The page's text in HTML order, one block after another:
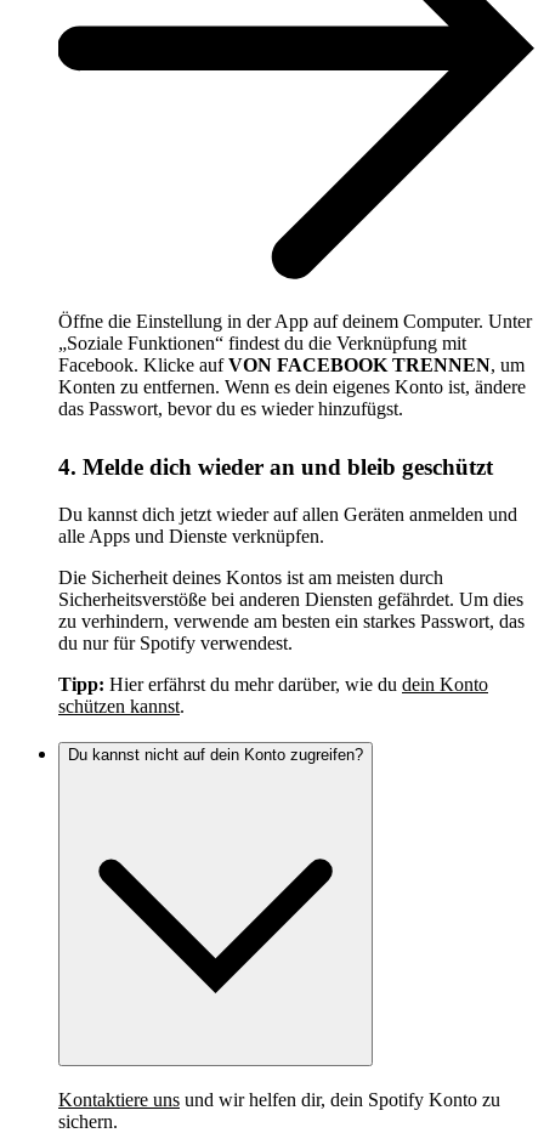
Öffne die Einstellung in der App auf deinem Computer. Unter
„Soziale Funktionen“ findest du die Verknüpfung mit
Facebook. Klicke aufVON FACEBOOK TRENNEN, um
Konten zu entfernen. Wenn es dein eigenes Konto ist, ändere
das Passwort, bevor du es wieder hinzufügst.
4. Melde dich wieder an und bleib geschützt
Du kannst dich jetzt wieder auf allen Geräten anmelden und
alle Apps und Dienste verknüpfen.
Die Sicherheit deines Kontos ist am meisten durch
Sicherheitsverstöße bei anderen Diensten gefährdet. Um dies
zu verhindern, verwende am besten ein starkes Passwort, das
du nur für Spotify verwendest.
Tipp: Hier erfährst du mehr darüber, wie du dein Konto
schützen kannst.
Du kannst nicht auf dein Konto zugreifen?
Kontaktiere uns und wir helfen dir, dein Spotify Konto zu
sichern.